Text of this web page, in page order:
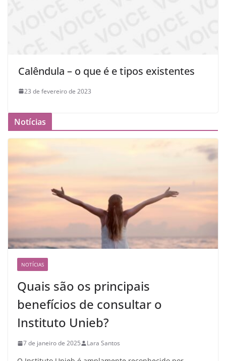
Calêndula – o que é e tipos existentes
23 de fevereiro de 2023
Notícias
NOTÍCIAS
Quais são os principais
benefícios de consultar o
Instituto Unieb?
7 de janeiro de 2025 Lara Santos